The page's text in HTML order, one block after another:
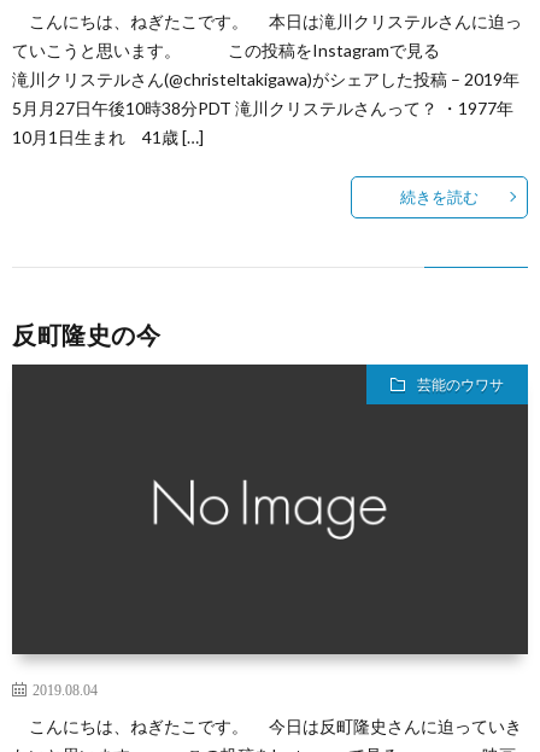
こんにちは、ねぎたこです。 本日は滝川クリステルさんに迫っ
ていこうと思います。 この投稿をInstagramで見る
滝川クリステルさん(@christeltakigawa)がシェアした投稿 – 2019年
5月月27日午後10時38分PDT 滝川クリステルさんって？ ・1977年
10月1日生まれ 41歳 […]
続きを読む
反町隆史の今
芸能のウワサ
2019.08.04
こんにちは、ねぎたこです。 今日は反町隆史さんに迫っていき